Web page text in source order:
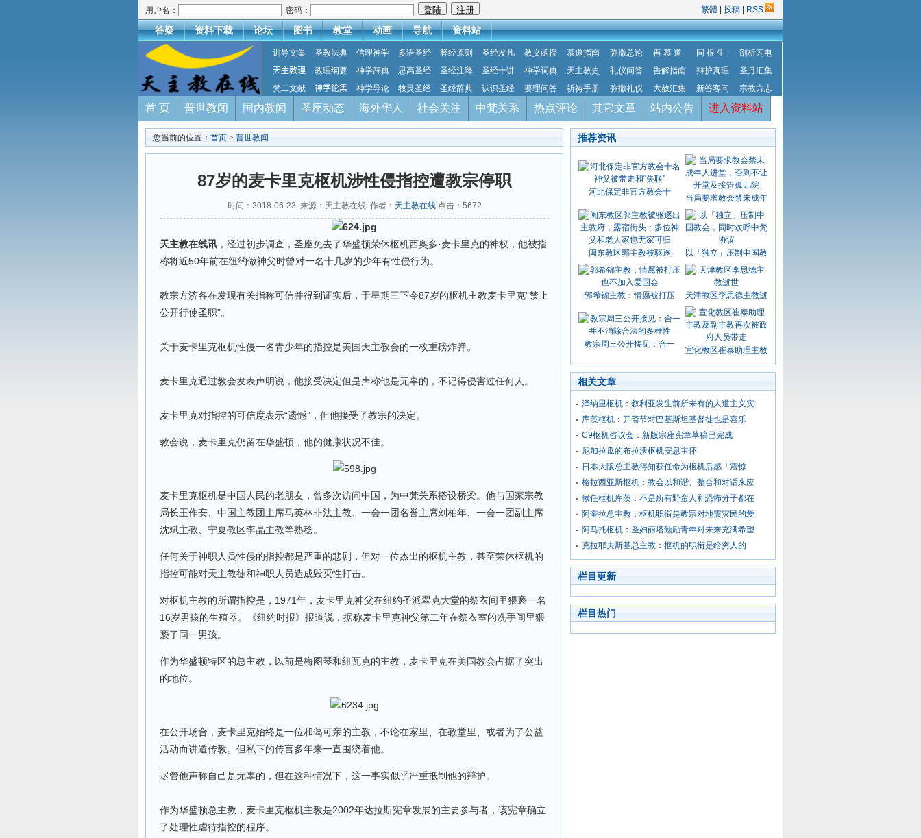
用户名： 密码： 繁體 投稿 RSS
答疑 资料下载 论坛 图书 教堂 动画 导航 资料站
训导文集 圣教法典 信理神学 多语圣经 释经原则 圣经发凡 教义函授 慕道指南 弥撒总论 再 慕 道 同 根 生
剖析闪电
天主教理
教理纲要 神学辞典 思高圣经 圣经注释 圣经十讲 神学词典 天主教史 礼仪问答 告解指南 辩护真理
圣月汇集
梵二文献
神学论集 神学导论 牧灵圣经 圣经辞典 认识圣经 要理问答 祈祷手册 弥撒礼仪 大赦汇集 新答客问 宗教方志
首 页 普世教闻 国内教闻 圣座动态 海外华人 社会关注 中梵关系 热点评论 其它文章 站内公告 进入资料站
您当前的位置： 首页 > 普世教闻
87岁的麦卡里克枢机涉性侵指控遭教宗停职
时间：2018-06-23 来源：天主教在线 作者： 天主教在线点击： 5672
天主教在线讯 ，经过初步调查，圣座免去了华盛顿荣休枢机西奥多·麦卡里克的神权，他被指
称将近50年前在纽约做神父时曾对一名十几岁的少年有性侵行为。
教宗方济各在发现有关指称可信并得到证实后，于星期三下令87岁的枢机主教麦卡里克“禁止
公开行使圣职”。
关于麦卡里克枢机性侵一名青少年的指控是美国天主教会的一枚重磅炸弹。
麦卡里克通过教会发表声明说，他接受决定但是声称他是无辜的，不记得侵害过任何人。
麦卡里克对指控的可信度表示“遗憾”，但他接受了教宗的决定。
教会说，麦卡里克仍留在华盛顿，他的健康状况不佳。
麦卡里克枢机是中国人民的老朋友，曾多次访问中国，为中梵关系搭设桥梁。他与国家宗教
局长王作安、中国主教团主席马英林非法主教、一会一团名誉主席刘柏年、一会一团副主席
沈斌主教、宁夏教区李晶主教等熟稔。
任何关于神职人员性侵的指控都是严重的悲剧，但对一位杰出的枢机主教，甚至荣休枢机的
指控可能对天主教徒和神职人员造成毁灭性打击。
对枢机主教的所谓指控是，1971年，麦卡里克神父在纽约圣派翠克大堂的祭衣间里猥亵一名
16岁男孩的生殖器。《纽约时报》报道说，据称麦卡里克神父第二年在祭衣室的冼手间里猥
亵了同一男孩。
作为华盛顿特区的总主教，以前是梅图琴和纽瓦克的主教，麦卡里克在美国教会占据了突出
的地位。
在公开场合，麦卡里克始终是一位和蔼可亲的主教，不论在家里、在教堂里、或者为了公益
活动而讲道传教。但私下的传言多年来一直围绕着他。
尽管他声称自己是无辜的，但在这种情况下，这一事实似乎严重抵制他的辩护。
作为华盛顿总主教，麦卡里克枢机主教是2002年达拉斯宪章发展的主要参与者，该宪章确立
了处理性虐待指控的程序。
推荐资讯
河北保定非官方教会十
当局要求教会禁未成年
闽东教区郭主教被驱逐 以「独立」压制中国教
郭希锦主教：情愿被打压 天津教区李思德主教逝
教宗周三公开接见：合一
宣化教区崔泰助理主教
相关文章
泽纳里枢机：叙利亚发生前所未有的人道主义灾
库茨枢机：开斋节对巴基斯坦基督徒也是喜乐
C9枢机咨议会：新版宗座宪章草稿已完成
尼加拉瓜的布拉沃枢机安息主怀
日本大阪总主教得知获任命为枢机后感「震惊
格拉西亚斯枢机：教会以和谐、整合和对话来应
候任枢机库茨：不是所有野蛮人和恐怖分子都在
阿奎拉总主教：枢机职衔是教宗对地震灾民的爱
阿马托枢机：圣妇丽塔勉励青年对未来充满希望
克拉耶夫斯基总主教：枢机的职衔是给穷人的
栏目更新
栏目热门